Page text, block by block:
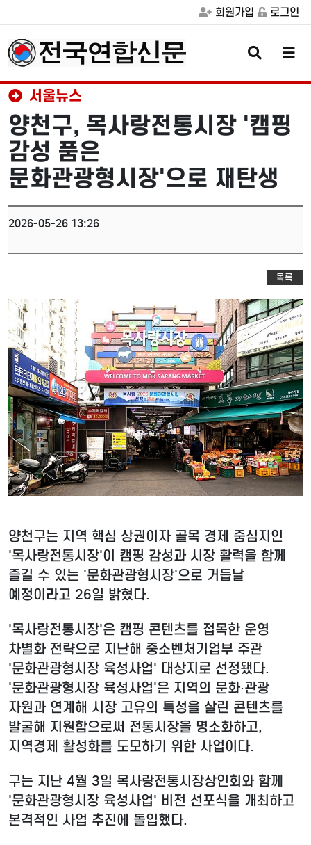
회원가입 로그인
검
색
버
메
버
서울뉴스
양천구, 목사랑전통시장 '캠핑
감성 품은
문화관광형시장'으로 재탄생
2026-05-26 13:26
목록
양천구는 지역 핵심 상권이자 골목 경제 중심지인
'목사랑전통시장'이 캠핑 감성과 시장 활력을 함께
즐길 수 있는 '문화관광형시장'으로 거듭날
예정이라고 26일 밝혔다.
'목사랑전통시장'은 캠핑 콘텐츠를 접목한 운영
차별화 전략으로 지난해 중소벤처기업부 주관
'문화관광형시장 육성사업' 대상지로 선정됐다.
'문화관광형시장 육성사업'은 지역의 문화·관광
자원과 연계해 시장 고유의 특성을 살린 콘텐츠를
발굴해 지원함으로써 전통시장을 명소화하고,
지역경제 활성화를 도모하기 위한 사업이다.
구는 지난 4월 3일 목사랑전통시장상인회와 함께
'문화관광형시장 육성사업' 비전 선포식을 개최하고
본격적인 사업 추진에 돌입했다.